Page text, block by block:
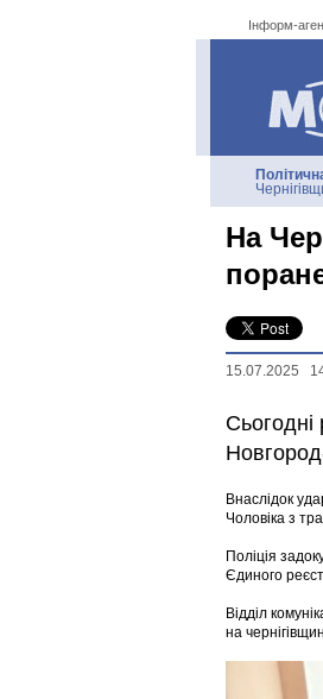
Інформ-
На
15.07.2025
Внаслідок
Чоловіка з
Поліція
Єдиного
Відділ
на